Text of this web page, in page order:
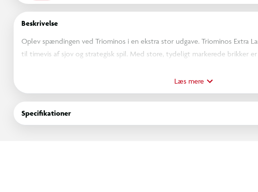
Beskrivelse
Oplev spændingen ved Triominos i en ekstra stor udgave. Triominos Extra
til timevis af sjov og strategisk spil. Med store, tydeligt markerede brikker
- Store brikker som har letlæselige tal, ideelle til både yngre og ældre
- Holdbare og robuste brikker sikrer, at spillet kan nydes igen og igen.
- Enkle regler, der er lette at lære, men udfordrende at mestre.
Læs mere
Specifikationer